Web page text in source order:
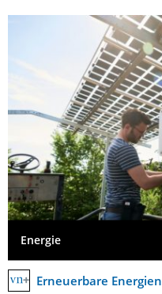
Energie
Erneuerbare Energien